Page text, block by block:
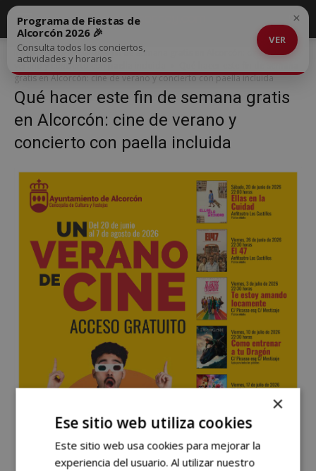
Inicio
Qué hacer este fin de semana gratis en Alcorcón: cine de
verano y concierto con paella incluida
gratis en Alcorcón: cine de verano y concierto con paella incluida
Qué hacer este fin de semana gratis
en Alcorcón: cine de verano y
concierto con paella incluida
Programa de Fiestas de
Alcorcón 2026 🎉
Consulta todos los conciertos,
actividades y horarios
VER
×
×
Ese sitio web utiliza cookies
Este sitio web usa cookies para mejorar la
experiencia del usuario. Al utilizar nuestro